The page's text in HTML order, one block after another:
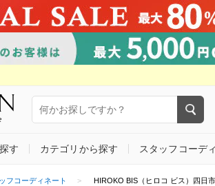
す カテゴリから探す スタッフコーデ
フコーディネート HIROKO BIS（ヒロコ ビス）四日